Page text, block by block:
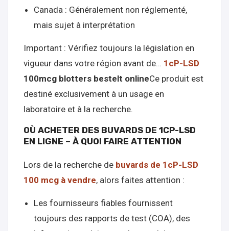
Canada : Généralement non réglementé,
mais sujet à interprétation
Important : Vérifiez toujours la législation en
vigueur dans votre région avant de… 1cP-LSD
100mcg blotters bestelt onlineCe produit est
destiné exclusivement à un usage en
laboratoire et à la recherche.
OÙ ACHETER DES BUVARDS DE 1CP-LSD
EN LIGNE – À QUOI FAIRE ATTENTION
Lors de la recherche de buvards de 1cP-LSD
100 mcg à vendre, alors faites attention :
Les fournisseurs fiables fournissent
toujours des rapports de test (COA), des